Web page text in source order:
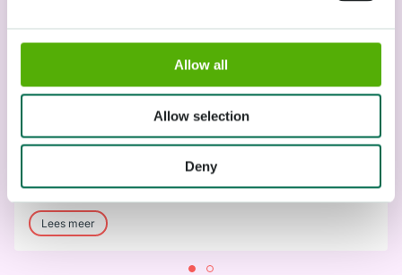
Allow all
Allow selection
Deny
Wilhelmina paviljoen
Zitplaatsen binnen en buiten, to go, gerechten voor kinderen
Lees meer